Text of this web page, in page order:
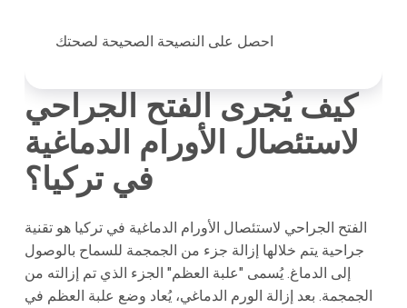
احصل على النصيحة الصحيحة لصحتك
كيف يُجرى الفتح الجراحي
لاستئصال الأورام الدماغية
في تركيا؟
الفتح الجراحي لاستئصال الأورام الدماغية في تركيا هو تقنية
جراحية يتم خلالها إزالة جزء من الجمجمة للسماح بالوصول
إلى الدماغ. يُسمى "علبة العظم" الجزء الذي تم إزالته من
الجمجمة. بعد إزالة الورم الدماغي، يُعاد وضع علبة العظم في